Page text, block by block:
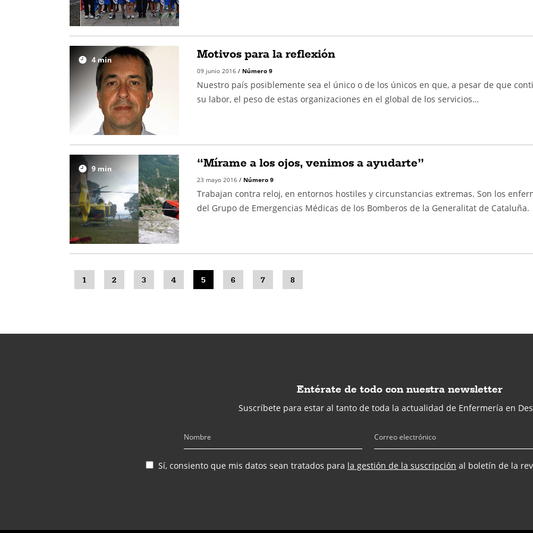
4min Motivos para la reflexión
09 junio 2016 / Número 9
Nuestro país posiblemente sea el único o de los únicos en que, a pesar de que
su labor, el peso de estas organizaciones en el global de los servicios…
9 min “Mírame a los ojos, venimos a ayudarte”
23 mayo 2016 / Número 9
Trabajan contra reloj, en entornos hostiles y circunstancias extremas. Son los
del Grupo de Emergencias Médicas de los Bomberos de la Generalitat de Cataluña.
1 2 3 4 5 6 7 8
Entérate de todo con nuestra newsletter
Suscríbete para estar al tanto de toda la actualidad de Enfermería en
Sí, consiento que mis datos sean tratados para la gestión de la suscripción al boletín de la